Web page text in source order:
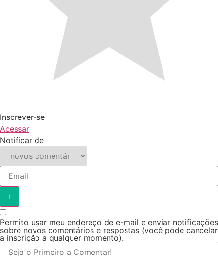
Inscrever-se
Acessar
Notificar de
Permito usar meu endereço de e-mail e enviar notificações
sobre novos comentários e respostas (você pode cancelar
a inscrição a qualquer momento).